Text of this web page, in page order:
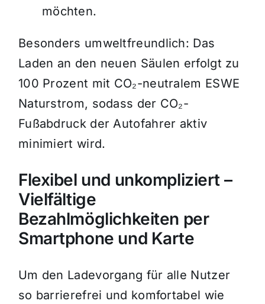
möchten.
Besonders umweltfreundlich: Das
Laden an den neuen Säulen erfolgt zu
100 Prozent mit CO₂-neutralem ESWE
Naturstrom, sodass der CO₂-
Fußabdruck der Autofahrer aktiv
minimiert wird.
Flexibel und unkompliziert –
Vielfältige
Bezahlmöglichkeiten per
Smartphone und Karte
Um den Ladevorgang für alle Nutzer
so barrierefrei und komfortabel wie